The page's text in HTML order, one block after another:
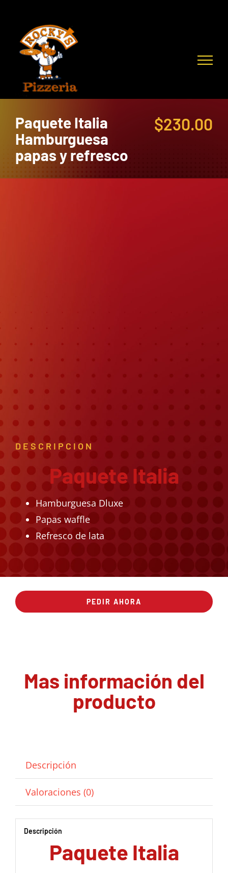
content
Paquete Italia
Hamburguesa
papas y refresco
$230.00
DESCRIPCION
Paquete Italia
Hamburguesa Dluxe
Papas waffle
Refresco de lata
PEDIR AHORA
Mas información del
producto
Descripción
Valoraciones (0)
Descripción
Paquete Italia